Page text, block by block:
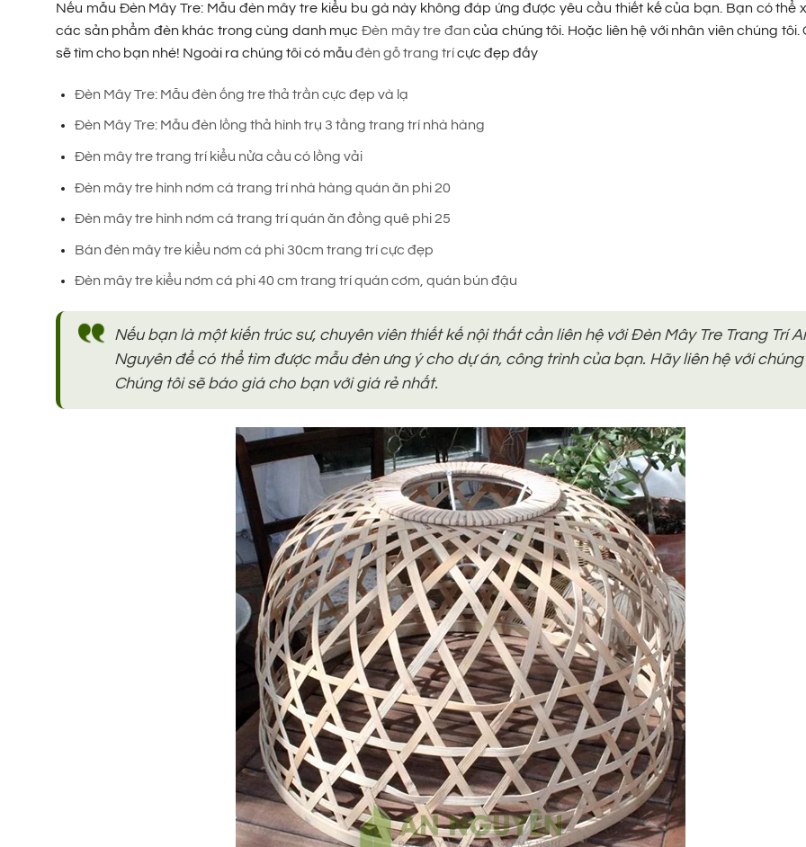
Nếu mẫu Đèn Mây Tre: Mẫu đèn mây tre kiểu bu gà này không đáp ứng được yêu cầu thiết kế của bạn. Bạn có thể
các sản phẩm đèn khác trong cùng danh mụcĐèn mây tre đan của chúng tôi. Hoặc liên hệ với nhân viên chúng tôi.
sẽ tìm cho bạn nhé! Ngoài ra chúng tôi có mẫu đèn gỗ trang trícực đẹp đấy
Đèn Mây Tre: Mẫu đèn ống tre thả trần cực đẹp và lạ
Đèn Mây Tre: Mẫu đèn lồng thả hình trụ 3 tầng trang trí nhà hàng
Đèn mây tre trang trí kiểu nửa cầu có lồng vải
Đèn mây tre hình nơm cá trang trí nhà hàng quán ăn phi 20
Đèn mây tre hình nơm cá trang trí quán ăn đồng quê phi 25
Bán đèn mây tre kiểu nơm cá phi 30cm trang trí cực đẹp
Đèn mây tre kiểu nơm cá phi 40 cm trang trí quán cơm, quán bún đậu
Nếu bạn là một kiến trúc sư, chuyên viên thiết kế nội thất cần liên hệ với Đèn Mây Tre Trang Trí
Nguyên để có thể tìm được mẫu đèn ưng ý cho dự án, công trình của bạn. Hãy liên hệ với chúng
Chúng tôi sẽ báo giá cho bạn với giá rẻ nhất.